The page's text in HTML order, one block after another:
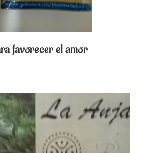
favorecer el amor